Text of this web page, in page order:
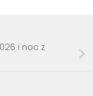
i noc z